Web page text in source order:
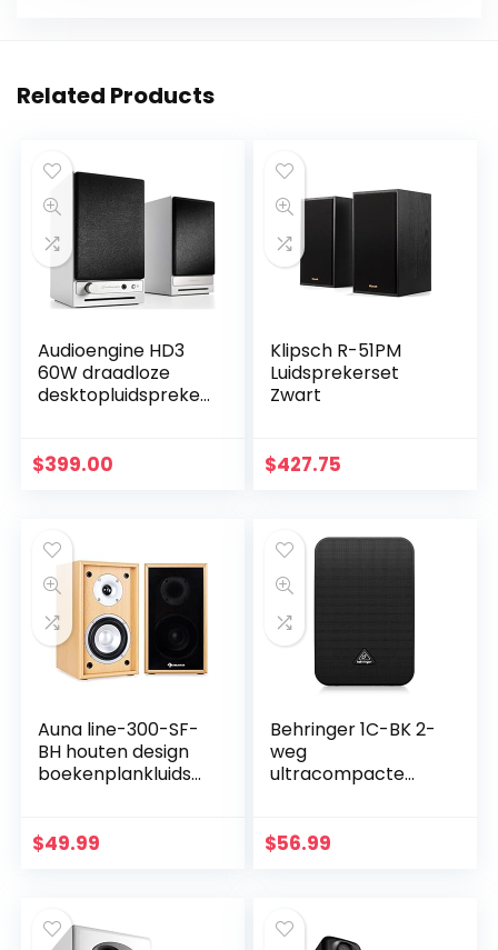
Related Products
Audioengine HD3
60W draadloze
desktopluidspreker
analoge versterker
$399.00
Klipsch R-51PM
Luidsprekerset
Zwart
$427.75
Auna line-300-SF-
BH houten design
boekenplankluidsp
boxen paar (35W
$49.99
Behringer 1C-BK 2-
weg
ultracompacte
$56.99